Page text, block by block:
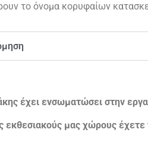
το όνομα κορυφαίων
έχει ενσωματώσει στην
εκθεσιακούς μας χώρους